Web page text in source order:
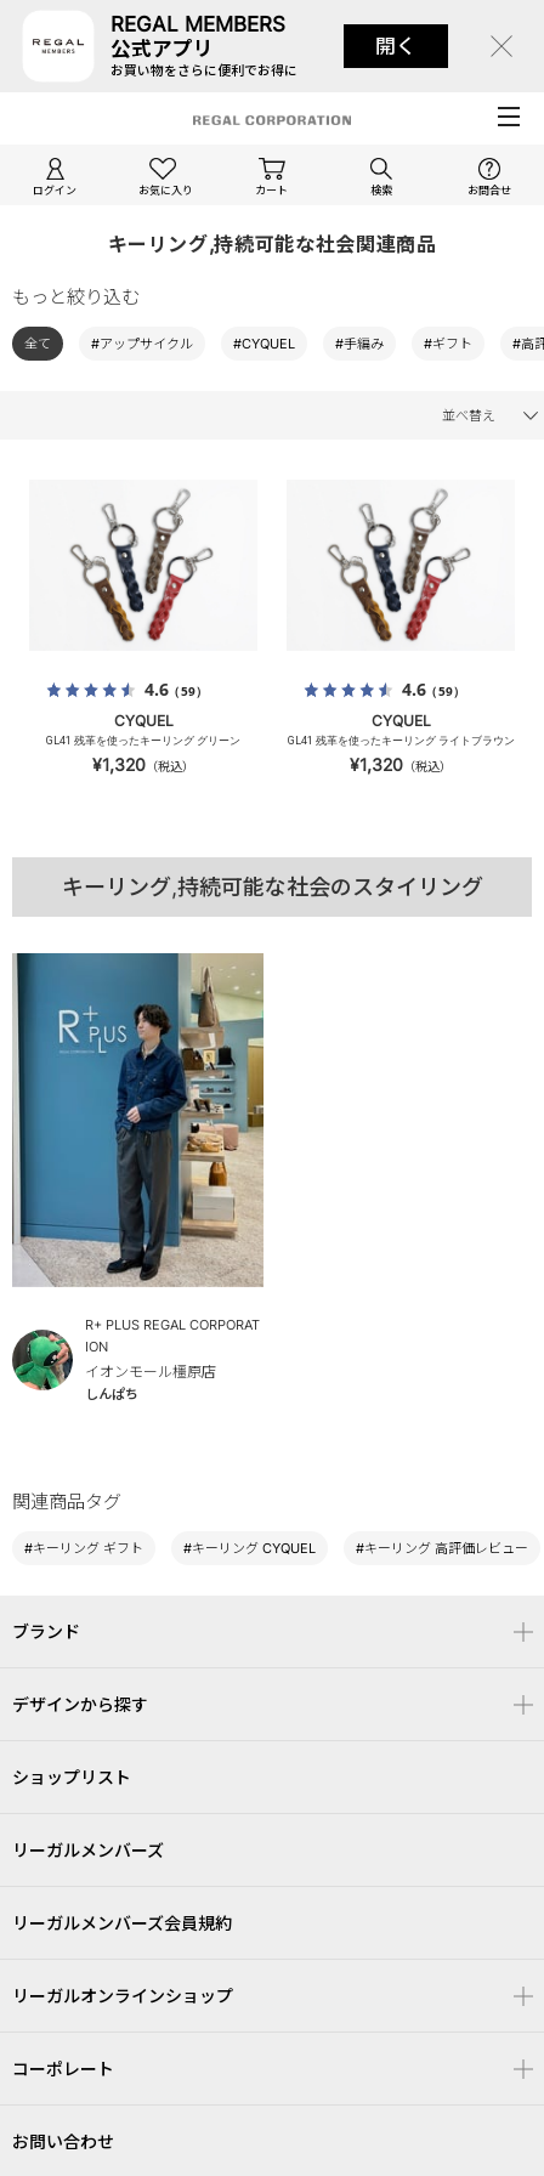
REGAL MEMBERS
公式アプリ
お買い物をさらに便利でお得に
開く
ログイン お気に入り カート 検索 お問合せ
キーリング,持続可能な社会関連商品
もっと絞り込む
全て #アップサイクル #CYQUEL #手編み #ギフト #高
並べ替え
4.6（59）
CYQUEL
GL41 残革を使ったキーリング グリーン
¥1,320 （税込）
4.6（59）
CYQUEL
GL41 残革を使ったキーリング ライトブラウン
¥1,320 （税込）
キーリング,持続可能な社会のスタイリング
R+ PLUS REGAL CORPORAT
ION
イオンモール橿原店
しんぱち
関連商品タグ
#キーリング ギフト #キーリング CYQUEL #キーリング 高評価レビュー
ブランド
デザインから探す
ショップリスト
リーガルメンバーズ
リーガルメンバーズ会員規約
リーガルオンラインショップ
コーポレート
お問い合わせ